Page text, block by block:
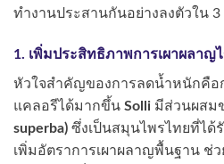
ทำงานประสานกันอย่างลงตัวใน
1. เพิ่มประสิทธิภาพการเผาผลาญ
หัวใจสำคัญของการลดน้ำหนักคือ
แคลอรีได้มากขึ้น Solli มีส่วนผสม
superba) ซึ่งเป็นสมุนไพรไทยที่ได้
เพิ่มอัตราการเผาผลาญพื้นฐาน ช่